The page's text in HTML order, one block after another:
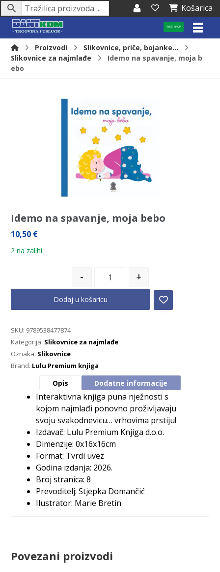
Košarica
WEB SHOP
Proizvodi
Slikovnice, priče, bojanke...
Slikovnice za najmlađe
Idemo na spavanje, moja b
ebo
Idemo na spavanje, moja bebo
10,50 €
2 na zalihi
- +
Dodaj u košaricu
SKU: 9789538477874
Kategorija: Slikovnice za najmlađe
Oznaka: Slikovnice
Brand: Lulu Premium knjiga
Opis Dodatne informacije
Interaktivna knjiga puna nježnosti s
kojom najmlađi ponovno proživljavaju
svoju svakodnevicu… vrhovima prstiju!
Izdavač: Lulu Premium Knjiga d.o.o.
Dimenzije: 0x16x16cm
Format: Tvrdi uvez
Godina izdanja: 2026.
Broj stranica: 8
Prevoditelj: Stjepka Domančić
Ilustrator: Marie Bretin
Povezani proizvodi